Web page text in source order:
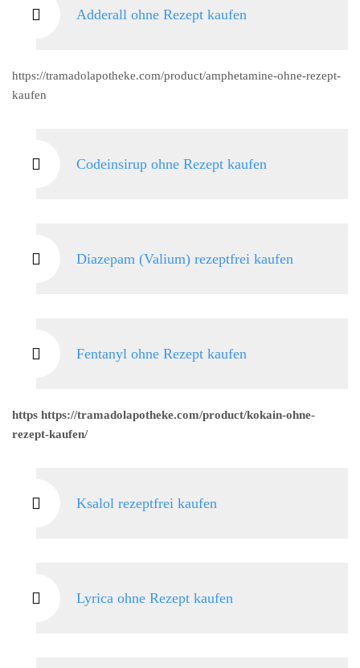
Adderall ohne Rezept kaufen
https://tramadolapotheke.com/product/amphetamine-ohne-rezept-
kaufen
Codeinsirup ohne Rezept kaufen
Diazepam (Valium) rezeptfrei kaufen
Fentanyl ohne Rezept kaufen
https https://tramadolapotheke.com/product/kokain-ohne-
rezept-kaufen/
Ksalol rezeptfrei kaufen
Lyrica ohne Rezept kaufen